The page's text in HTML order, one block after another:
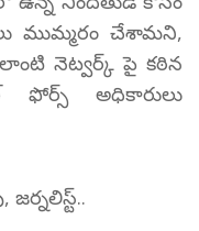
ముమ్మరం చేశామని,
నెట్వర్క్ పై కఠిన
ఫోర్స్ అధికారులు